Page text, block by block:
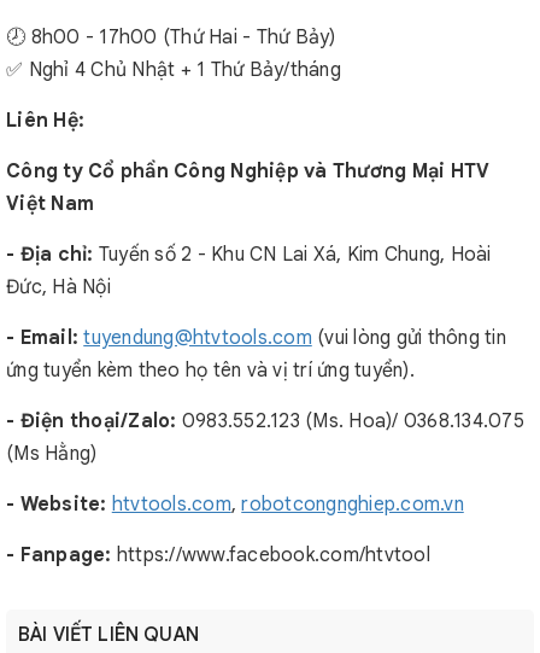
🕗 8h00 - 17h00 (Thứ Hai - Thứ Bảy)
✅ Nghỉ 4 Chủ Nhật + 1 Thứ Bảy/tháng
Liên Hệ:
Công ty Cổ phần Công Nghiệp và Thương Mại HTV
Việt Nam
- Địa chỉ: Tuyến số 2 - Khu CN Lai Xá, Kim Chung, Hoài
Đức, Hà Nội
- Email:tuyendung@htvtools.com (vui lòng gửi thông tin
ứng tuyển kèm theo họ tên và vị trí ứng tuyển).
- Điện thoại/Zalo: 0983.552.123 (Ms. Hoa)/ 0368.134.075
(Ms Hằng)
- Website: htvtools.com,robotcongnghiep.com.vn
- Fanpage: https://www.facebook.com/htvtool
BÀI VIẾT LIÊN QUAN